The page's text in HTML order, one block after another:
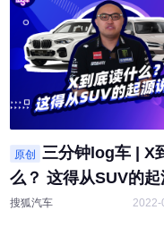
原创
三分钟log车 | X
么？ 这得从SUV的
了
搜狐汽车 2022-